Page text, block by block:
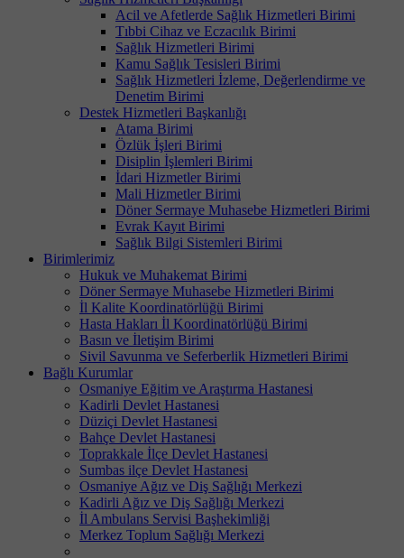
Acil ve Afetlerde Sağlık Hizmetleri Birimi
Tıbbi Cihaz ve Eczacılık Birimi
Sağlık Hizmetleri Birimi
Kamu Sağlık Tesisleri Birimi
Sağlık Hizmetleri İzleme, Değerlendirme ve
Denetim Birimi
Destek Hizmetleri Başkanlığı
Atama Birimi
Özlük İşleri Birimi
Disiplin İşlemleri Birimi
İdari Hizmetler Birimi
Mali Hizmetler Birimi
Döner Sermaye Muhasebe Hizmetleri Birimi
Evrak Kayıt Birimi
Sağlık Bilgi Sistemleri Birimi
Birimlerimiz
Hukuk ve Muhakemat Birimi
Döner Sermaye Muhasebe Hizmetleri Birimi
İl Kalite Koordinatörlüğü Birimi
Hasta Hakları İl Koordinatörlüğü Birimi
Basın ve İletişim Birimi
Sivil Savunma ve Seferberlik Hizmetleri Birimi
Bağlı Kurumlar
Osmaniye Eğitim ve Araştırma Hastanesi
Kadirli Devlet Hastanesi
Düziçi Devlet Hastanesi
Bahçe Devlet Hastanesi
Toprakkale İlçe Devlet Hastanesi
Sumbas ilçe Devlet Hastanesi
Osmaniye Ağız ve Diş Sağlığı Merkezi
Kadirli Ağız ve Diş Sağlığı Merkezi
İl Ambulans Servisi Başhekimliği
Merkez Toplum Sağlığı Merkezi